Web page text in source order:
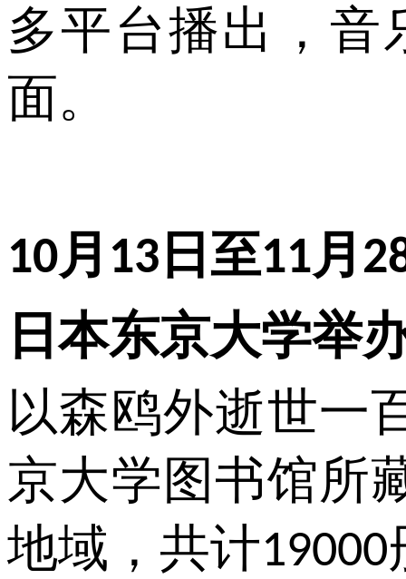
多平台播出，音
面。
10月 13 日至11月
日本东京大学举
以森鸥外逝世一
京大学图书馆所
地域，共计19000